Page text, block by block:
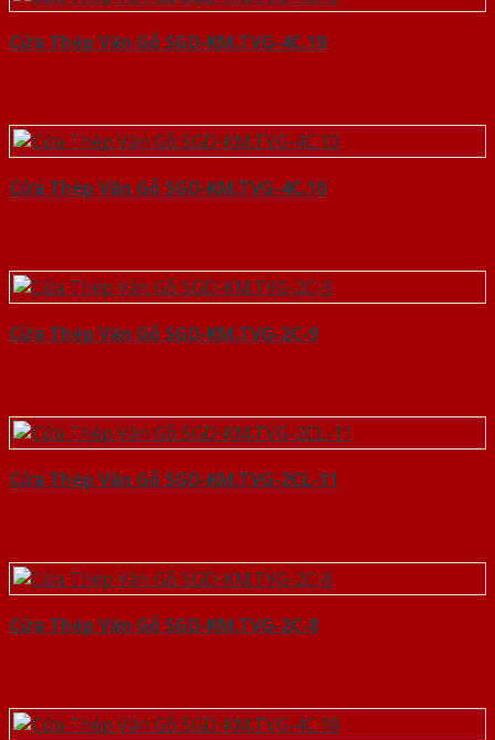
Cửa Thép Vân Gỗ SGD-KM.TVG-4C.19
Cửa Thép Vân Gỗ SGD-KM.TVG-4C.10
Cửa Thép Vân Gỗ SGD-KM.TVG-2C-9
Cửa Thép Vân Gỗ SGD-KM.TVG-2CL-11
Cửa Thép Vân Gỗ SGD-KM.TVG-2C-8